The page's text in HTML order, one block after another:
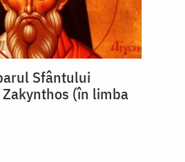
Sfântului
(în limba